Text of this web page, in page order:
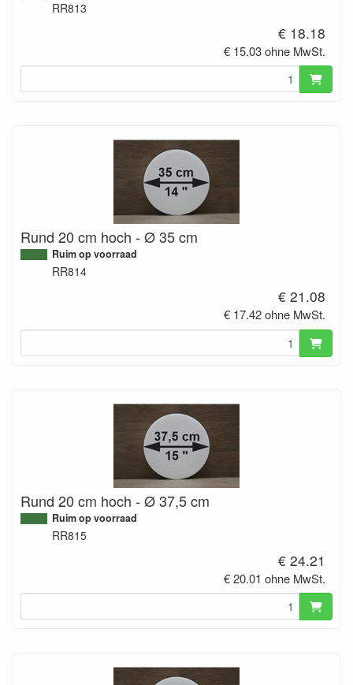
RR813
€ 18.18
€ 15.03 ohne MwSt.
Rund 20 cm hoch - Ø 35 cm
Ruim op voorraad
RR814
€ 21.08
€ 17.42 ohne MwSt.
Rund 20 cm hoch - Ø 37,5 cm
Ruim op voorraad
RR815
€ 24.21
€ 20.01 ohne MwSt.